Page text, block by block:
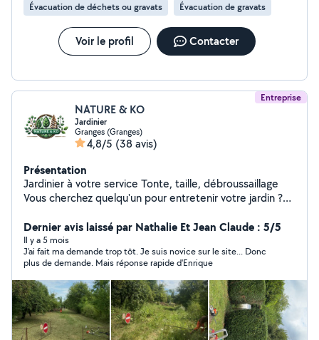
Évacuation de déchets ou gravats Évacuation de gravats
Voir le profil Contacter
Entreprise
NATURE & KO
Jardinier
Granges (Granges)
4,8/5 (38 avis)
Présentation
Jardinier à votre service Tonte, taille, débroussaillage
Vous cherchez quelqu'un pour entretenir votre jardin ?
débroussaillage, la taille de haies et le désherbage. Tout
type de débarra. Travail soigné et efficace. N'hésitez
pas à me contacter pour toute question ! 50% crédits
d'impôts sur votre facture !
Dernier avis laissé par Nathalie Et Jean Claude : 5/5
Il y a 5 mois
J'ai fait ma demande trop tôt. Je suis novice sur le site... Donc
plus de demande. Mais réponse rapide d'Enrique